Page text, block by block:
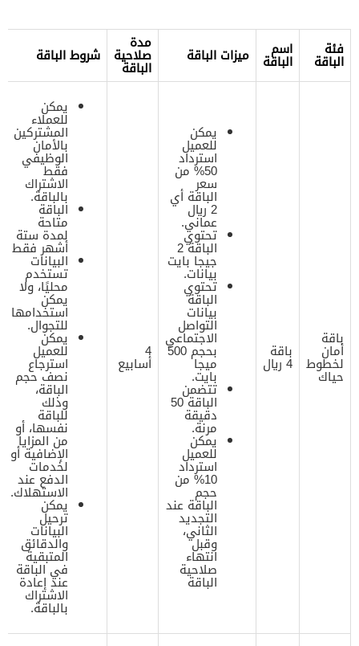
فئة
الباقة
اسم
الباقة ميزات الباقة
مدة
صلاحية
الباقة
شروط الباقة
باقة
أمان
لخطوط
حياك
باقة
4 ريال
يمكن
للعميل
استرداد
50% من
سعر
الباقة أي
2 ريال
عماني.
تحتوي
الباقة 2
جيجا بايت
بيانات.
تحتوي
الباقة
بيانات
التواصل
الاجتماعي
بحجم 500
ميجا
بايت.
تتضمن
الباقة 50
دقيقة
مرنة.
يمكن
للعميل
استرداد
10% من
حجم
الباقة عند
التجديد
الثاني،
وقبل
انتهاء
صلاحية
الباقة
4
أسابيع
يمكن
للعملاء
المشتركين
بالأمان
الوظيفي
فقط
الاشتراك
بالباقة.
الباقة
متاحة
لمدة ستة
أشهر فقط
البيانات
تستخدم
محليًا، ولا
يمكن
استخدامها
للتجوال.
يمكن
للعميل
استرجاع
نصف حجم
الباقة،
وذلك
للباقة
نفسها، أو
من المزايا
الإضافية أو
لخدمات
الدفع عند
الاستهلاك.
يمكن
ترحيل
البيانات
والدقائق
المتبقية
في الباقة
عند إعادة
الاشتراك
بالباقة.